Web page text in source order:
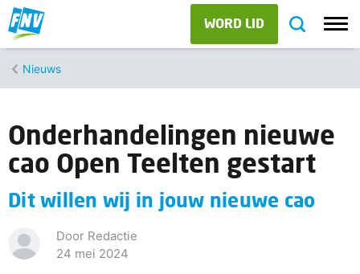
WORD LID
Nieuws
Onderhandelingen nieuwe
cao Open Teelten gestart
Dit willen wij in jouw nieuwe cao
Door Redactie
24 mei 2024